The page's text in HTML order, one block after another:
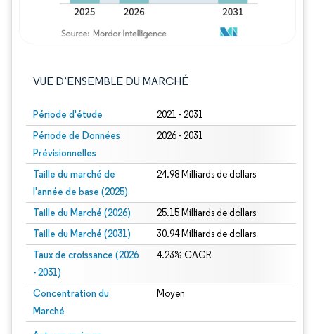
VUE D’ENSEMBLE DU MARCHÉ
Période d'étude 2021 - 2031
Période de Données
Prévisionnelles
2026 - 2031
Taille du marché de
l'année de base (2025)
24.98 Milliards de dollars
Taille du Marché (2026) 25.15 Milliards de dollars
Taille du Marché (2031) 30.94 Milliards de dollars
Taux de croissance (2026
- 2031)
4.23% CAGR
Concentration du
Marché
Moyen